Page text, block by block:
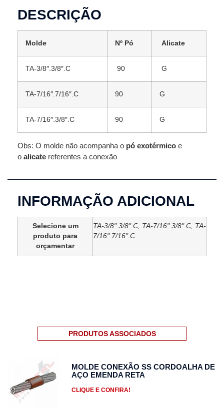
DESCRIÇÃO
Molde Nº Pó Alicate
TA-3/8″.3/8″.C 90 G
TA-7/16″.7/16″.C 90 G
TA-7/16″.3/8″.C 90 G
Obs: O molde não acompanha o pó exotérmico e
o alicate referentes a conexão
INFORMAÇÃO ADICIONAL
Selecione um
produto para
orçamentar
TA-3/8".3/8".C, TA-7/16".3/8".C, TA-
7/16".7/16".C
PRODUTOS ASSOCIADOS
MOLDE CONEXÃO SS CORDOALHA DE
AÇO EMENDA RETA
CLIQUE E CONFIRA!